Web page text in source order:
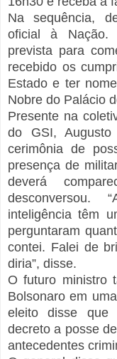
Na sequência,
oficial à Nação.
prevista para
recebido os
Estado e ter
Nobre do Palácio
Presente na
do GSI,
cerimônia de
presença de
deverá
inteligência têm
perguntaram
contei. Falei de
diria”, disse.
O futuro ministro
Bolsonaro em
eleito disse que
decreto a posse
antecedentes